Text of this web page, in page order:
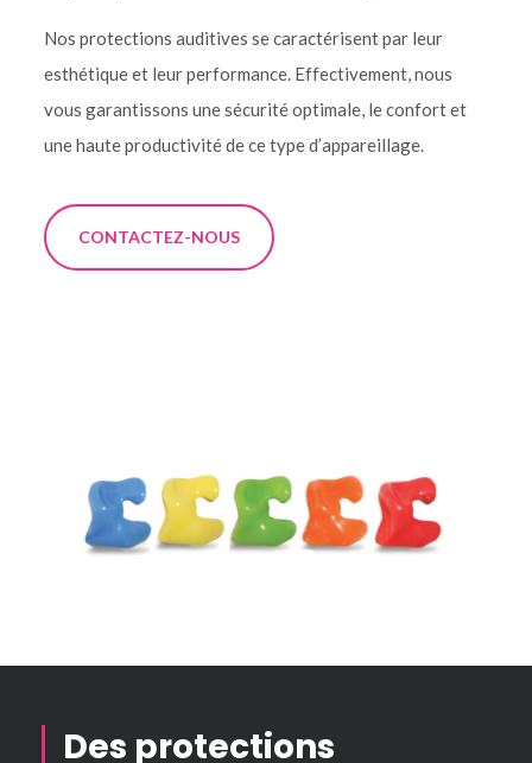
Nos protections auditives se caractérisent par leur
esthétique et leur performance. Effectivement, nous
vous garantissons une sécurité optimale, le confort et
une haute productivité de ce type d’appareillage.
CONTACTEZ-NOUS
Des protections